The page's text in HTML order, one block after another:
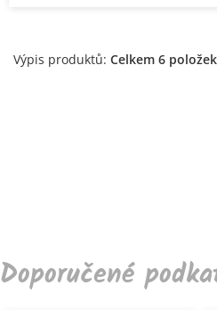
Výpis produktů: Celkem 6
Doporučené